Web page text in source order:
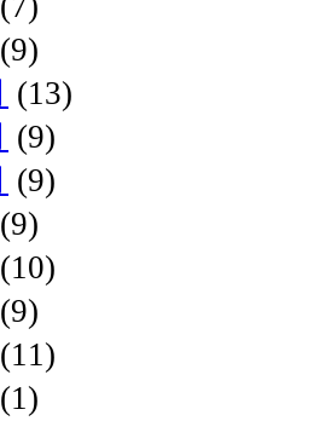
(9)
(13)
(9)
(9)
(9)
(10)
(9)
(11)
(1)